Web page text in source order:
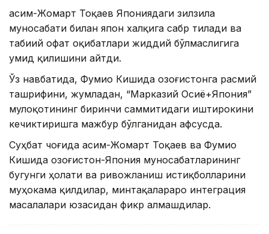
Қасим-Жомарт Тоқаев Япониядаги зилзила
муносабати билан япон халқига сабр тилади ва
табиий офат оқибатлари жиддий бўлмаслигига
умид қилишини айтди.
Ўз навбатида, Фумио Кишида Қозоғистонга расмий
ташрифини, жумладан, “Марказий Осиё+Япония”
мулоқотининг биринчи саммитидаги иштирокини
кечиктиришга мажбур бўлганидан афсусда.
Суҳбат чоғида Қасим-Жомарт Тоқаев ва Фумио
Кишида Қозоғистон-Япония муносабатларининг
бугунги ҳолати ва ривожланиш истиқболларини
муҳокама қилдилар, минтақалараро интеграция
масалалари юзасидан фикр алмашдилар.